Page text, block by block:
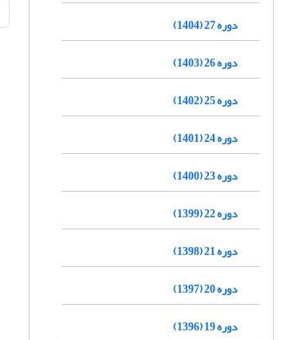
دوره 27 (1404)
دوره 26 (1403)
دوره 25 (1402)
دوره 24 (1401)
دوره 23 (1400)
دوره 22 (1399)
دوره 21 (1398)
دوره 20 (1397)
دوره 19 (1396)